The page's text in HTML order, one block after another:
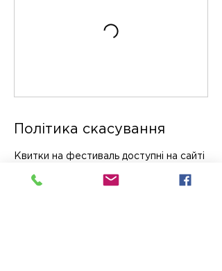
Політика скасування
Квитки на фестиваль доступні на сайті